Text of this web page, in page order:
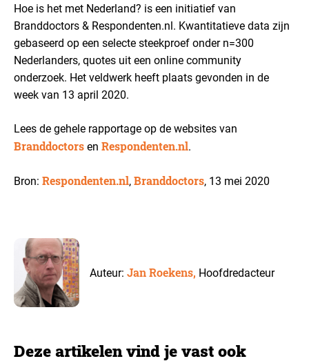
Hoe is het met Nederland? is een initiatief van
Branddoctors & Respondenten.nl. Kwantitatieve data zijn
gebaseerd op een selecte steekproef onder n=300
Nederlanders, quotes uit een online community
onderzoek. Het veldwerk heeft plaats gevonden in de
week van 13 april 2020.
Lees de gehele rapportage op de websites van
Branddoctors en Respondenten.nl.
Bron: Respondenten.nl, Branddoctors, 13 mei 2020
Auteur:Jan Roekens, Hoofdredacteur
Deze artikelen vind je vast ook